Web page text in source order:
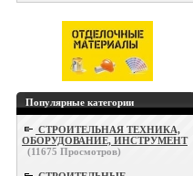
Популярные категории
СТРОИТЕЛЬНАЯ ТЕХНИКА,
ОБОРУДОВАНИЕ, ИНСТРУМЕНТ
(11675 Просмотров)